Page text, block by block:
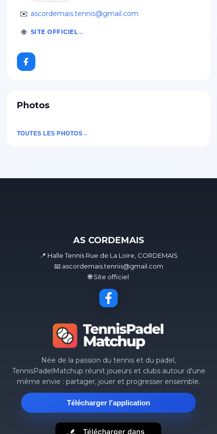
✉️ ascordemais.tennis@gmail.com
🌐 SITE OFFICIEL
Photos
TOUTES LES PHOTOS
AS CORDEMAIS
📍 Halle Tennis Rue de La Loire, CORDEMAIS
📧 ascordemais.tennis@gmail.com
🌐 Site officiel
Née de la passion du tennis et du padel,
TennisPadelMatchup réunit joueurs et clubs autour d'une
même envie : partager, jouer et progresser ensemble.
Télécharger l'application